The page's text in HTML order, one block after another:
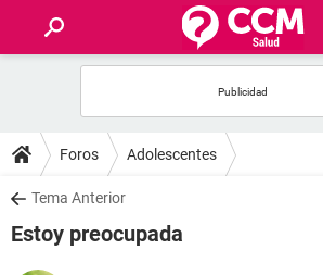
FOROS
SALUD
FAMILIA
Foros Adolescentes
Tema Anterior
Estoy preocupada